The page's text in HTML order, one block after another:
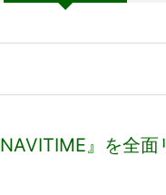
』を全面